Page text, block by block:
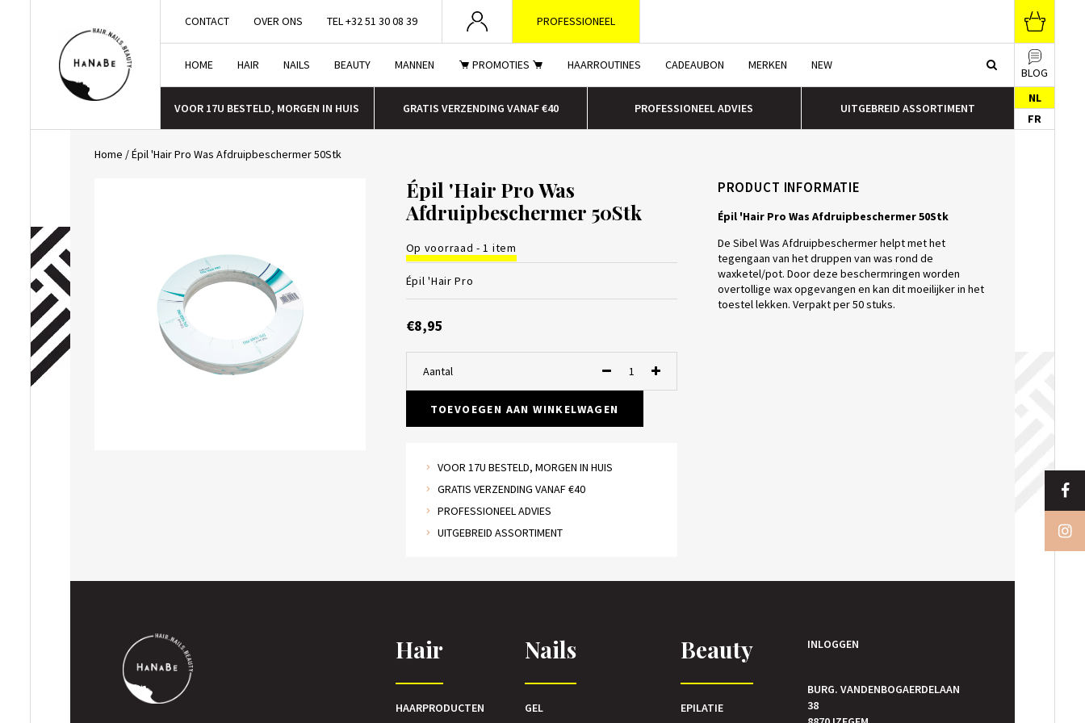
CONTACT OVER ONS TEL +32 51 30 08 39 PROFESSIONEEL
HOME HAIR NAILS BEAUTY MANNEN PROMOTIES HAARROUTINES CADEAUBON MERKEN NEW
BLOG
VOOR 17U BESTELD, MORGEN IN HUIS GRATIS VERZENDING VANAF €40 PROFESSIONEEL ADVIES UITGEBREID ASSORTIMENT
NL
FR
Home /Épil 'Hair Pro Was Afdruipbeschermer 50Stk
Épil 'Hair Pro Was
Afdruipbeschermer 50Stk
Op voorraad - 1 item
Épil 'Hair Pro
€8,95
Aantal
TOEVOEGEN AAN WINKELWAGEN
VOOR 17U BESTELD, MORGEN IN HUIS
GRATIS VERZENDING VANAF €40
PROFESSIONEEL ADVIES
UITGEBREID ASSORTIMENT
PRODUCT INFORMATIE
Épil 'Hair Pro Was Afdruipbeschermer 50Stk
De Sibel Was Afdruipbeschermer helpt met het
tegengaan van het druppen van was rond de
waxketel/pot. Door deze beschermringen worden
overtollige wax opgevangen en kan dit moeilijker in het
toestel lekken. Verpakt per 50 stuks.
Hair
HAARPRODUCTEN
Nails
GEL
Beauty
EPILATIE
INLOGGEN
BURG. VANDENBOGAERDELAAN
38